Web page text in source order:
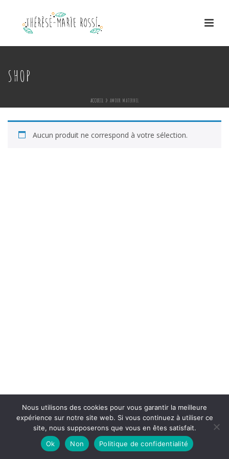
SHOP
ACCUEIL » AMOUR MATERNEL
Aucun produit ne correspond à votre sélection.
0
Nous utilisons des cookies pour vous garantir la meilleure
expérience sur notre site web. Si vous continuez à utiliser ce
site, nous supposerons que vous en êtes satisfait.
Ok
Non Politique de confidentialité